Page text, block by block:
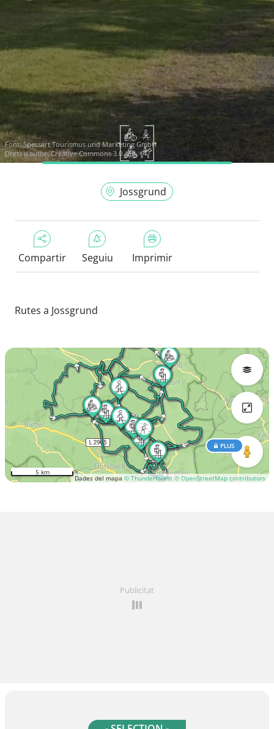
Font:Spessart Tourismus und Marketing GmbH
Drets d'autor: Creative Commons 3.0
Jossgrund
Compartir Seguiu Imprimir
Rutes a Jossgrund
Dades del mapa © Thunderforest © OpenStreetMap contributors
PLUS
5 km
Publicitat